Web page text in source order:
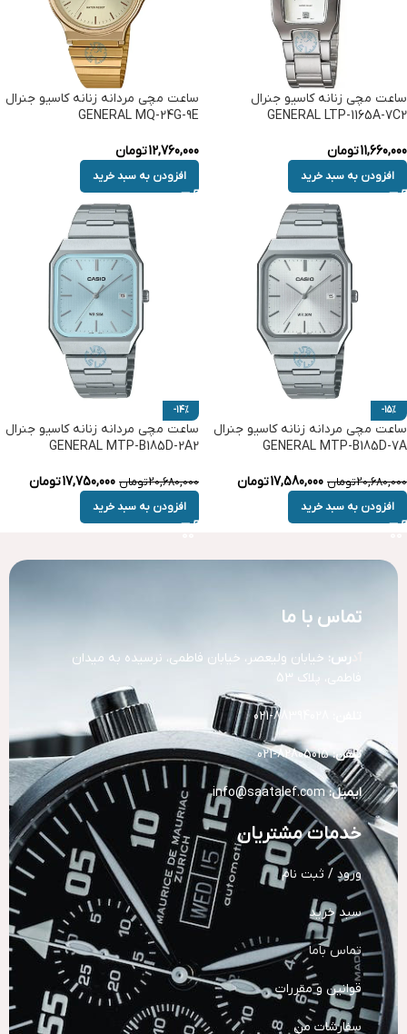
ساعت مچی زنانه کاسیو جنرال
GENERAL LTP-1165A-7C2
11,660,000تومان
افزودن به سبد خرید
ساعت مچی مردانه زنانه کاسیو جنرال
GENERAL MQ-24G-9E
12,760,000تومان
افزودن به سبد خرید
-15%
ساعت مچی مردانه زنانه کاسیو جنرال
GENERAL MTP-B185D-7A
20,680,000تومان 17,580,000تومان
افزودن به سبد خرید
-14%
ساعت مچی مردانه زنانه کاسیو جنرال
GENERAL MTP-B185D-2A2
20,680,000تومان 17,750,000تومان
افزودن به سبد خرید
تماس با ما
رس: خیابان ولیعصر، خیابان فاطمی، نرسیده به میدان
فاطمی، پلاک 53
تلفن:82805015-021
ایمیل: info@saatalef.com
خدمات مشتریان
ورود / ثبت نام
سبد خرید
تماس باما
قوانین و مقررات
سفارشات من